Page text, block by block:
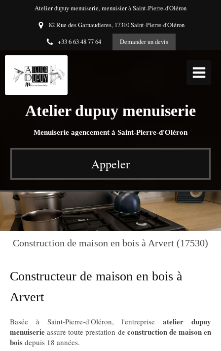
Atelier dupuy menuiserie, menuisier à Saint-Pierre-d'Oléron
82 Rue des Garnaudieres, 17310 Saint-Pierre-d'Oléron
+33 6 63 48 77 64
Demander un devis
Atelier dupuy menuiserie
Menuiserie agencement à Saint-Pierre-d'Oléron
Appeler
Construction de maison en bois à Arvert (17530)
Constructeur de maison en bois à
Arvert
Basée à Saint-Pierre-d'Oléron, l'entrepriseatelier dupuy
menuiserie assure toute prestation de construction de maison en
bois depuis 18 années.